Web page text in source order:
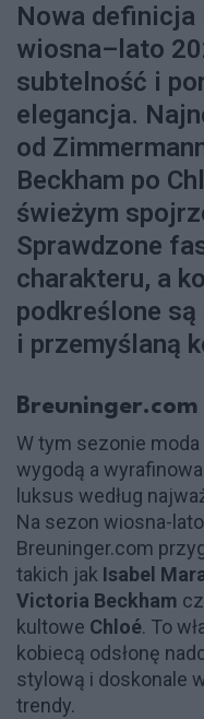
Nowa definicja
wiosna–lato
subtelność i
elegancja.
od
Beckham po
świeżym
Sprawdzone
charakteru, a
podkreślone
i przemyślaną
W tym sezonie
wygodą a
luksus według
Na sezon wiosna-
Breuninger.com
takich jak Isabel
Victoria Beckham
kultowe Chloé. To
kobiecą odsłonę
stylową i doskonale
trendy.